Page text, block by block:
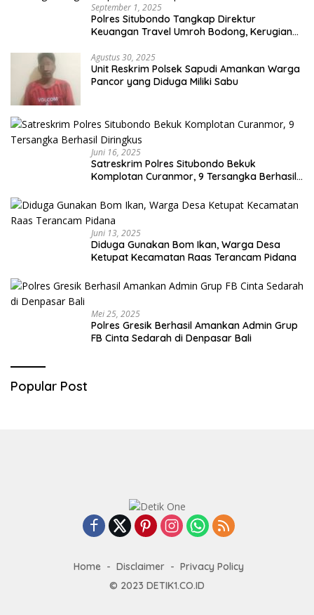
September 1, 2025
Polres Situbondo Tangkap Direktur
Keuangan Travel Umroh Bodong, Kerugian
Agustus 30, 2025
Unit Reskrim Polsek Sapudi Amankan Warga
Pancor yang Diduga Miliki Sabu
Juni 16, 2025
Satreskrim Polres Situbondo Bekuk
Komplotan Curanmor, 9 Tersangka Berhasil
Juni 13, 2025
Diduga Gunakan Bom Ikan, Warga Desa
Ketupat Kecamatan Raas Terancam Pidana
Mei 25, 2025
Polres Gresik Berhasil Amankan Admin Grup
FB Cinta Sedarah di Denpasar Bali
Popular Post
Home Disclaimer
Privacy Policy
© 2023 DETIK1.CO.ID